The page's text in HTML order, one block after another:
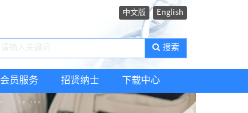
中文版 English
搜索
会员服务 招贤纳士 下载中心